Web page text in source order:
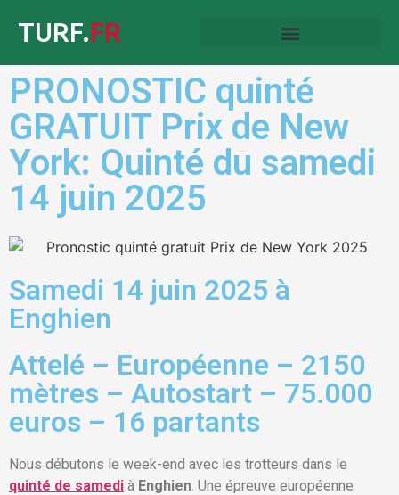
TURF.FR
PRONOSTIC quinté
GRATUIT Prix de New
York: Quinté du samedi
14 juin 2025
Samedi 14 juin 2025 à
Enghien
Attelé – Européenne – 2150
mètres – Autostart – 75.000
euros – 16 partants
Nous débutons le week-end avec les trotteurs dans le
quinté de samedi à Enghien . Une épreuve européenne